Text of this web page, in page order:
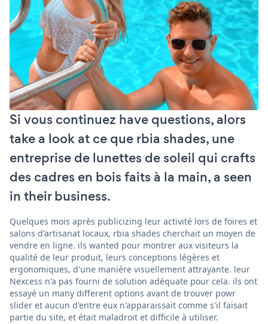
Si vous continuez have questions, alors
take a look at ce que rbia shades, une
entreprise de lunettes de soleil qui crafts
des cadres en bois faits à la main, a seen
in their business.
Quelques mois après publicizing leur activité lors de foires et
salons d'artisanat locaux, rbia shades cherchait un moyen de
vendre en ligne. ils wanted pour montrer aux visiteurs la
qualité de leur produit, leurs conceptions légères et
ergonomiques, d'une manière visuellement attrayante. leur
Nexcess n'a pas fourni de solution adéquate pour cela. ils ont
essayé un many different options avant de trouver powr
slider et aucun d'entre eux n'apparaissait comme s'il faisait
partie du site, et était maladroit et difficile à utiliser.